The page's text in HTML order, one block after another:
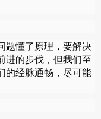
题懂了原理，要解决
进的步伐，但我们至
的经脉通畅，尽可能